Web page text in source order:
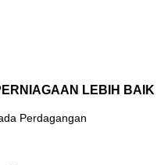
LEBIH BAIK
Perdagangan